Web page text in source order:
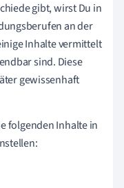
gibt, wirst Du in
an der
Inhalte vermittelt
sind. Diese
gewissenhaft
folgenden Inhalte in